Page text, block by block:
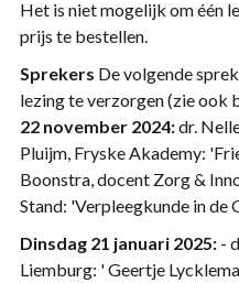
Het is niet mogelijk om één
prijs te bestellen.
Sprekers De volgende
lezing te verzorgen (zie ook
22 november 2024:dr.
Pluijm, Fryske Akademy:
Boonstra, docent Zorg &
Stand: 'Verpleegkunde in de
Dinsdag 21 januari 2025:-
Liemburg: ' Geertje